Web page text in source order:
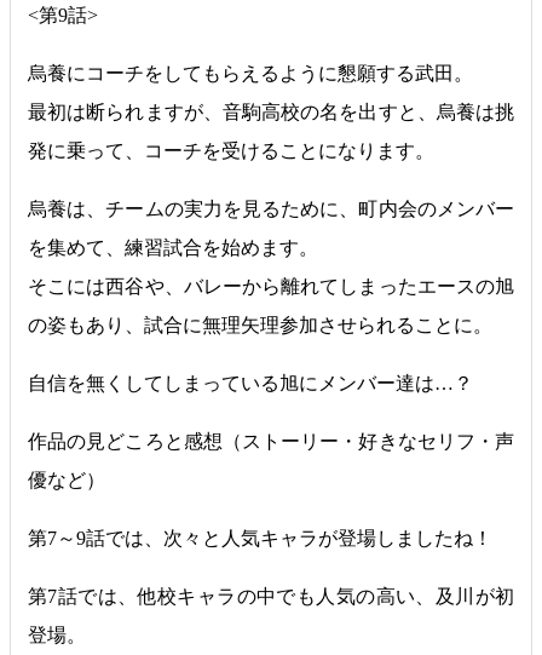
<第9話>
烏養にコーチをしてもらえるように懇願する武田。
最初は断られますが、音駒高校の名を出すと、烏養は挑
発に乗って、コーチを受けることになります。
烏養は、チームの実力を見るために、町内会のメンバー
を集めて、練習試合を始めます。
そこには西谷や、バレーから離れてしまったエースの旭
の姿もあり、試合に無理矢理参加させられることに。
自信を無くしてしまっている旭にメンバー達は…？
作品の見どころと感想（ストーリー・好きなセリフ・声
優など）
第7～9話では、次々と人気キャラが登場しましたね！
第7話では、他校キャラの中でも人気の高い、及川が初
登場。